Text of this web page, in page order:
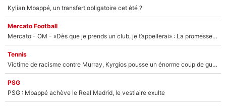
Kylian Mbappé, un transfert obligatoire cet été ?
Mercato Football
Mercato - OM - «Dès que je prends un club, je t’appellerai» : La promesse de Marcelino au moment de claquer la porte
Tennis
Victime de racisme contre Murray, Kyrgios pousse un énorme coup de gueule !
PSG
PSG : Mbappé achève le Real Madrid, le vestiaire exulte